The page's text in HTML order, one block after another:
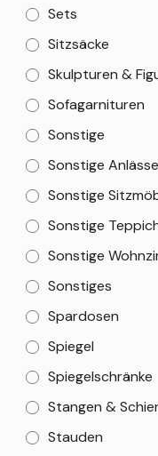
Sets
Sitzsäcke
Skulpturen &
Sofagarnituren
Sonstige
Sonstige Anlässe
Sonstige
Sonstige
Sonstige
Sonstiges
Spardosen
Spiegel
Spiegelschränke
Stangen &
Stauden